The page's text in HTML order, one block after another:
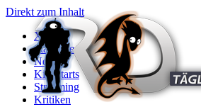
Direkt zum Inhalt
X
Startseite
News
Kinostarts
Streaming
Kritiken